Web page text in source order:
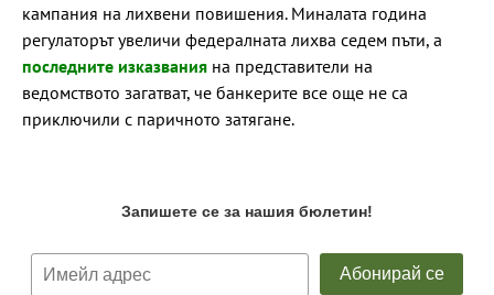
кампания на лихвени повишения. Миналата година
регулаторът увеличи федералната лихва седем пъти, а
последните изказвания на представители на
ведомството загатват, че банкерите все още не са
приключили с паричното затягане.